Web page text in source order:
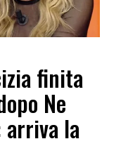
finita
Ne
arriva la